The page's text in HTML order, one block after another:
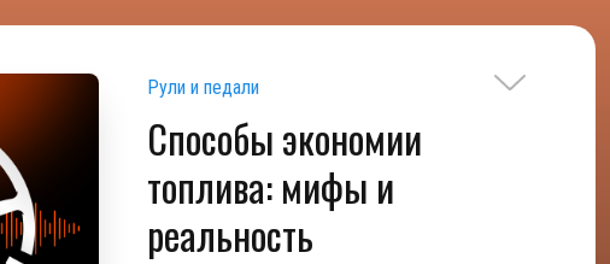
Рули и педали
Способы экономии
топлива: мифы и
реальность